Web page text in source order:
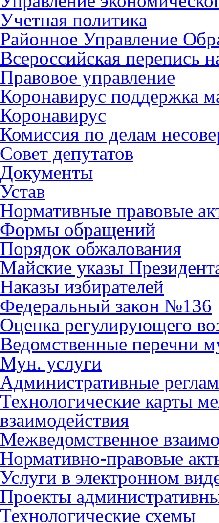
Учетная политика
Районное Управление
Всероссийская перепись
Правовое управление
Коронавирус поддержка
Коронавирус
Комиссия по делам
Совет депутатов
Документы
Устав
Нормативные правовые
Формы обращений
Порядок обжалования
Майские указы
Наказы избирателей
Федеральный закон №136
Оценка регулирующего
Ведомственные перечни
Мун. услуги
Административные
Технологические карты
взаимодействия
Межведомственное
Нормативно-правовые
Услуги в электронном
Проекты
Технологические схемы